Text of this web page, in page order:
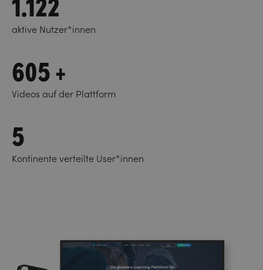
aktive Nutzer*innen
605 +
Videos auf der Plattform
5
Kontinente verteilte User*innen